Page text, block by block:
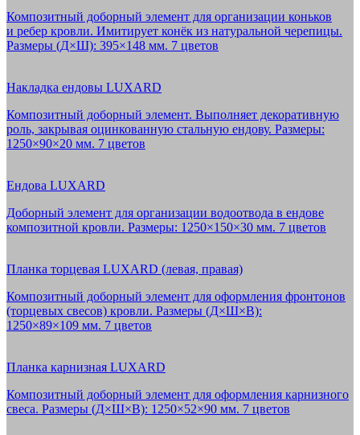
Композитный доборный элемент для организации коньков
и ребер кровли. Имитирует конёк из натуральной черепицы.
Размеры (Д×Ш): 395×148 мм. 7 цветов
Накладка ендовы LUXARD
Композитный доборный элемент. Выполняет декоративную
роль, закрывая оцинкованную стальную ендову. Размеры:
1250×90×20 мм. 7 цветов
Ендова LUXARD
Доборный элемент для организации водоотвода в ендове
композитной кровли. Размеры: 1250×150×30 мм. 7 цветов
Планка торцевая LUXARD (левая, правая)
Композитный доборный элемент для оформления фронтонов
(торцевых свесов) кровли. Размеры (Д×Ш×В):
1250×89×109 мм. 7 цветов
Планка карнизная LUXARD
Композитный доборный элемент для оформления карнизного
свеса. Размеры (Д×Ш×В): 1250×52×90 мм. 7 цветов